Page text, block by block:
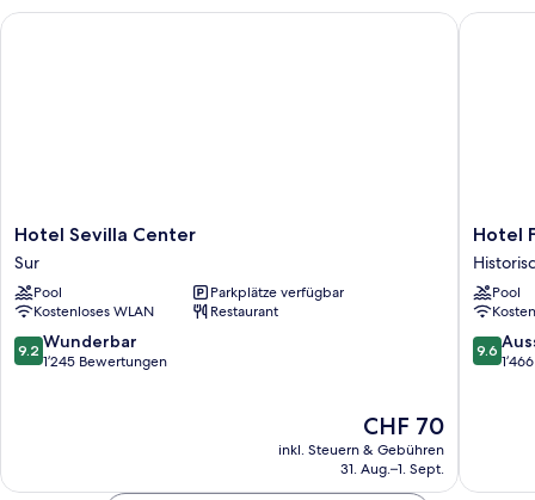
Hotel
Sevilla
Center
Sur
Hotel Sevilla Center
Sur
Pool
Parkplätze verfügbar
Kostenloses WLAN
Restaurant
9.2
von
9.2 Wunderbar
1’245 Bewertungen
Der
Preis
beträgt
CHF 70
inkl. Steuern & Gebühren
31. Aug.–1. Sept.
Hotel Sevilla Center
Hotel
III
Hotel
Pool
9.6
von
9.6
Hotel